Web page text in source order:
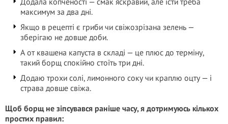
максимум за два дні.
Якщо в рецепті є гриби чи свіжозрізана зелень —
зберігаю не довше доби.
А от квашена капуста в складі — це плюс до терміну,
такий борщ спокійно стоїть три дні.
Додаю трохи солі, лимонного соку чи краплю оцту — і
страва довше свіжа.
Щоб борщ не зіпсувався раніше часу, я дотримуюсь кількох
простих правил: